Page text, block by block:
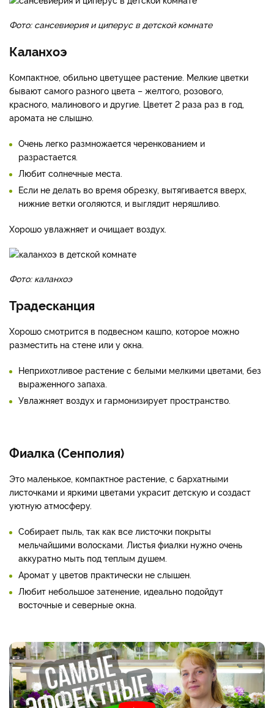
Фото: сансевиерия и циперус в детской комнате
Каланхоэ
Компактное, обильно цветущее растение. Мелкие цветки
бывают самого разного цвета – желтого, розового,
красного, малинового и другие. Цветет 2 раза раз в год,
аромата не слышно.
Очень легко размножается черенкованием и
разрастается.
Любит солнечные места.
Если не делать во время обрезку, вытягивается вверх,
нижние ветки оголяются, и выглядит неряшливо.
Хорошо увлажняет и очищает воздух.
Фото: каланхоэ
Традесканция
Хорошо смотрится в подвесном кашпо, которое можно
разместить на стене или у окна.
Неприхотливое растение с белыми мелкими цветами, без
выраженного запаха.
Увлажняет воздух и гармонизирует пространство.
Фиалка (Сенполия)
Это маленькое, компактное растение, с бархатными
листочками и яркими цветами украсит детскую и создаст
уютную атмосферу.
Собирает пыль, так как все листочки покрыты
мельчайшими волосками. Листья фиалки нужно очень
аккуратно мыть под теплым душем.
Аромат у цветов практически не слышен.
Любит небольшое затенение, идеально подойдут
восточные и северные окна.